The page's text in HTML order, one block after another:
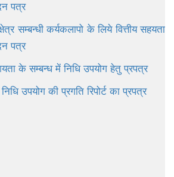
पत्र
सम्बन्धी कर्यकलापो के लिये वित्तीय सहयता
पत्र
के सम्बन्ध में निधि उपयोग हेतु प्रपत्र
उपयोग की प्रगति रिपोर्ट का प्रपत्र